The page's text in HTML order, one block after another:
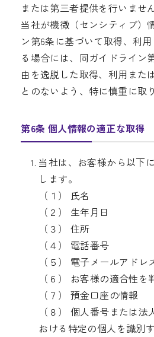
または第三者提供を行いません
当社が機微（センシティブ）
ン第6条に基づいて取得、利
る場合には、同ガイドライン
由を逸脱した取得、利用また
とのないよう、特に慎重に取
第6条 個人情報の適正な取得
当社は、お客様から以下
します。
（１） 氏名
（２） 生年月日
（３） 住所
（４） 電話番号
（５） 電子メールアドレ
（６） お客様の適合性
（７） 預金口座の情報
（８） 個人番号または
おける特定の個人を識別